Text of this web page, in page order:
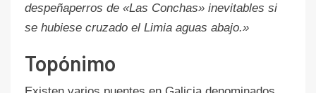
despeñaperros de «Las Conchas» inevitables si
se hubiese cruzado el Limia aguas abajo.»
Topónimo